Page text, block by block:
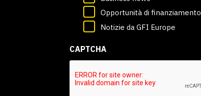
Opportunità di finanziamento
Notizie da GFI Europe
CAPTCHA